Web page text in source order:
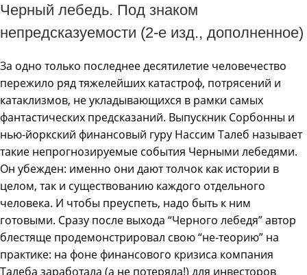
Черный лебедь. Под знаком
непредсказуемости (2-е изд., дополненное)
За одно только последнее десятилетие человечество
пережило ряд тяжелейших катастроф, потрясений и
катаклизмов, не укладывающихся в рамки самых
фантастических предсказаний. Выпускник Сорбонны и
нью-йоркский финансовый гуру Нассим Талеб называет
такие непрогнозируемые события Черными лебедями.
Он убежден: именно они дают толчок как истории в
целом, так и существованию каждого отдельного
человека. И чтобы преуспеть, надо быть к ним
готовыми. Сразу после выхода “Черного лебедя” автор
блестяще продемонстрировал свою “не-теорию” на
практике: на фоне финансового кризиса компания
Талеба заработала (а не потеряла!) для инвесторов